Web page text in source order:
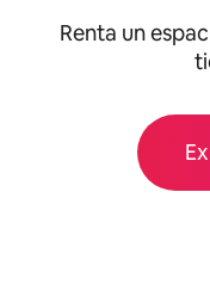
Renta un